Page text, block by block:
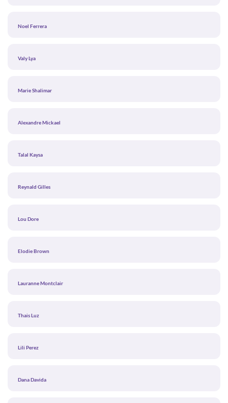
Noel Ferrera
Valy Lya
Marie Shalimar
Alexandre Mickael
Talal Kaysa
Reynald Gilles
Lou Dore
Elodie Brown
Lauranne Montclair
Thais Luz
Lili Perez
Dana Davida